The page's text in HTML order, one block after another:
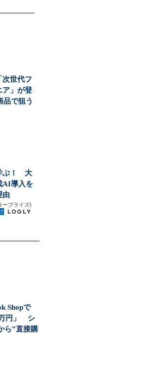
次世代フ
ア」が登
で狙う
ぶ！ 大
AI導入を
由
ープライズ)
Shopで
万円」 シ
ら”直接購